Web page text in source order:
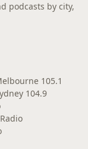
podcasts by city,
105.1
104.9